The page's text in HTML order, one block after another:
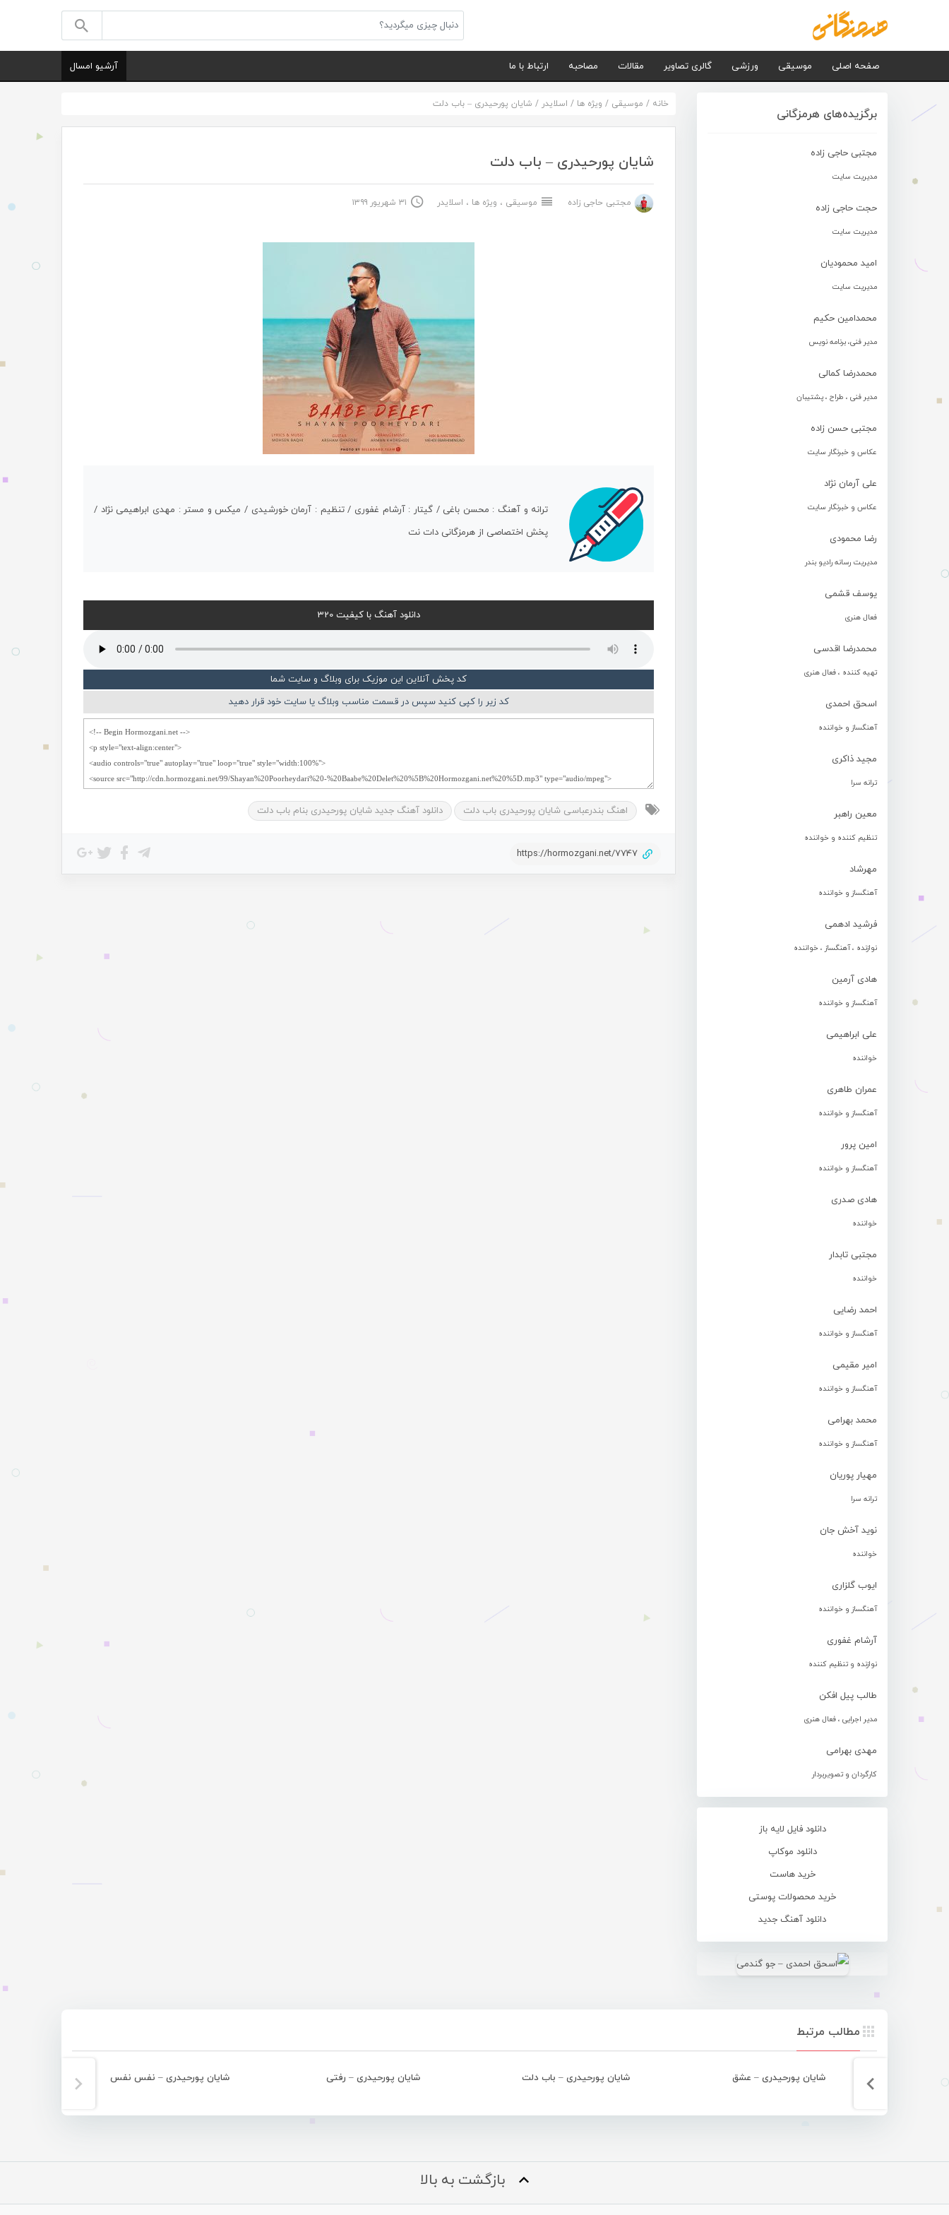
صفحه اصلی موسیقی ورزشی گالری تصاویر مقالات مصاحبه ارتباط با ما آرشیو امسال
برگزیده‌های هرمزگانی
مجتبی حاجی زاده
مدیریت سایت
حجت حاجی زاده
مدیریت سایت
امید محمودیان
مدیریت سایت
محمدامین حکیم
مدیر فنی، برنامه نویس
محمدرضا کمالی
مدیر فنی ، طراح ، پشتیبان
مجتبی حسن زاده
عکاس و خبرنگار سایت
علی آرمان نژاد
عکاس و خبرنگار سایت
رضا محمودی
مدیریت رسانه رادیو بندر
یوسف قشمی
فعال هنری
محمدرضا اقدسی
تهیه کننده ، فعال هنری
اسحق احمدی
آهنگساز و خواننده
مجید ذاکری
ترانه سرا
معین راهبر
تنظیم کننده و خواننده
مهرشاد
آهنگساز و خواننده
فرشید ادهمی
نوازنده ، آهنگساز ، خواننده
هادی آرمین
آهنگساز و خواننده
علی ابراهیمی
خواننده
عمران طاهری
آهنگساز و خواننده
امین پرور
آهنگساز و خواننده
هادی صدری
خواننده
مجتبی تابدار
خواننده
احمد رضایی
آهنگساز و خواننده
امیر مقیمی
آهنگساز و خواننده
محمد بهرامی
آهنگساز و خواننده
مهیار پوریان
ترانه سرا
نوید آخش جان
خواننده
ایوب گلزاری
آهنگساز و خواننده
آرشام غفوری
نوازنده و تنظیم کننده
طالب پیل افکن
مدیر اجرایی ، فعال هنری
مهدی بهرامی
کارگردان و تصویربردار
دانلود فایل لایه باز
دانلود موکاپ
خرید هاست
خرید محصولات پوستی
دانلود آهنگ جدید
خانه / موسیقی / ویژه ها / اسلایدر / شایان پورحیدری – باب دلت
شایان پورحیدری – باب دلت
مجتبی حاجی زاده موسیقی ، ویژه ها ، اسلایدر ۳۱ شهریور ۱۳۹۹
ترانه و آهنگ : محسن باغی / گیتار : آرشام غفوری / تنظیم : آرمان خورشیدی / میکس و مستر : مهدی ابراهیمی نژاد /
پخش اختصاصی از هرمزگانی دات نت
دانلود آهنگ با کیفیت 320
کد پخش آنلاین این موزیک برای وبلاگ و سایت شما
کد زیر را کپی کنید سپس در قسمت مناسب وبلاگ یا سایت خود قرار دهید
اهنگ بندرعباسی شایان پورحیدری باب دلت دانلود آهنگ جدید شایان پورحیدری بنام باب دلت
https://hormozgani.net/7747
مطالب مرتبط
شایان پورحیدری – عشق شایان پورحیدری – باب دلت شایان پورحیدری – رفتی شایان پورحیدری – نفس نفس
بازگشت به بالا